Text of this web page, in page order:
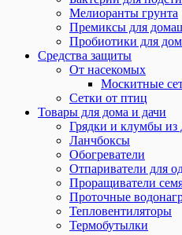
Мелиоранты грунта
Премиксы для
Пробиотики для
Средства защиты
От насекомых
Москитные
Сетки от птиц
Товары для дома и дачи
Грядки и клумбы
Ланчбоксы
Обогреватели
Отпариватели для
Проращиватели
Проточные
Тепловентиляторы
Термобутылки